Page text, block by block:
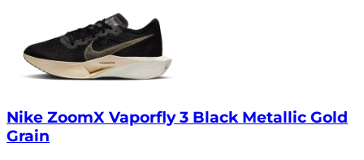
Nike ZoomX Vaporfly 3 Black Metallic Gold
Grain